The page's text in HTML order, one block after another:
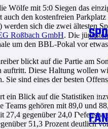
Wölfe mit 5:0 Siegen das
auch den kostenfreien
sich die zwei ältesten
Roßbach GmbH. Die
um den BBL-Pokal vor
blickt auf die Partie am
auftritt. Diese Haltung wollen
Sie sind eines der besten
ein Blick auf die Statistiken
gehören mit 89,0 und
27,4 gegenüber 24,0
51,3 Prozent deutlich